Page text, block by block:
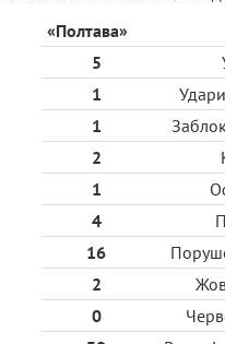
«Полтава»
5
1
1
2
1
4
16
2
0